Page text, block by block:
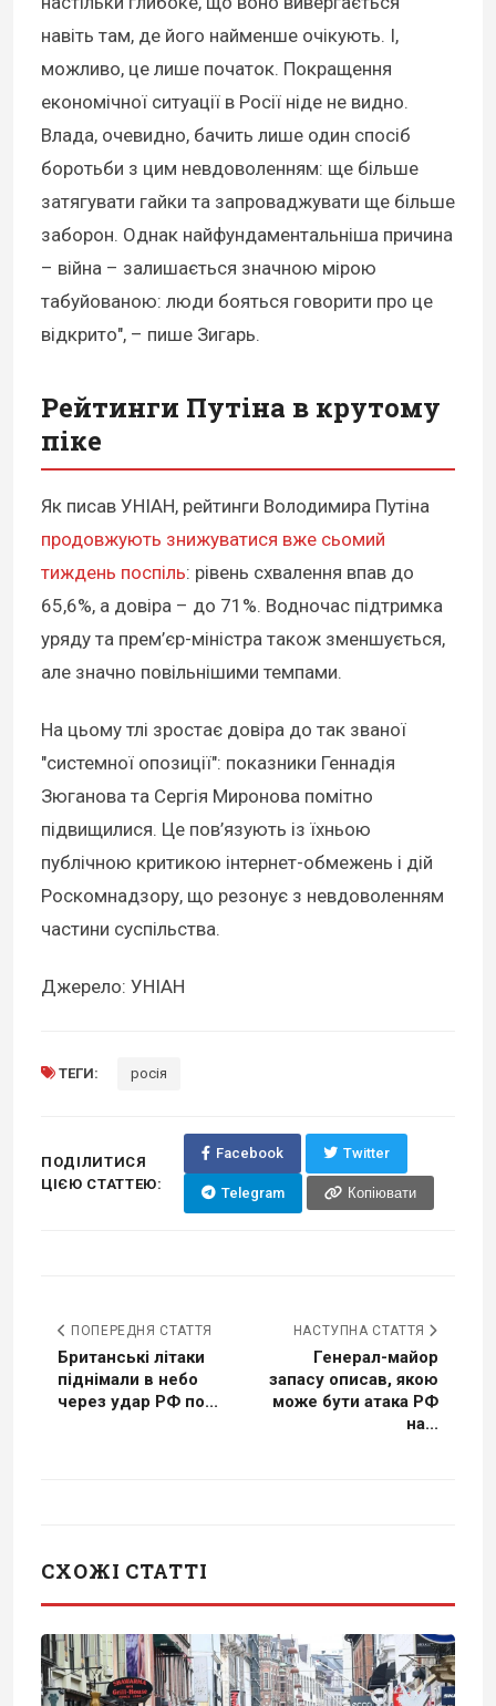
навіть там, де його найменше очікують. І,
можливо, це лише початок. Покращення
економічної ситуації в Росії ніде не видно.
Влада, очевидно, бачить лише один спосіб
боротьби з цим невдоволенням: ще більше
затягувати гайки та запроваджувати ще більше
заборон. Однак найфундаментальніша причина
– війна – залишається значною мірою
табуйованою: люди бояться говорити про це
відкрито", – пише Зигарь.
Рейтинги Путіна в крутому
піке
Як писав УНІАН, рейтинги Володимира Путіна
продовжують знижуватися вже сьомий
тиждень поспіль: рівень схвалення впав до
65,6%, а довіра – до 71%. Водночас підтримка
уряду та прем’єр-міністра також зменшується,
але значно повільнішими темпами.
На цьому тлі зростає довіра до так званої
"системної опозиції": показники Геннадія
Зюганова та Сергія Миронова помітно
підвищилися. Це пов’язують із їхньою
публічною критикою інтернет-обмежень і дій
Роскомнадзору, що резонує з невдоволенням
частини суспільства.
Джерело: УНІАН
ТЕГИ: росія
ПОДІЛИТИСЯ
ЦІЄЮ СТАТТЕЮ:
Facebook Twitter
Telegram Копіювати
ПОПЕРЕДНЯ СТАТТЯ
Британські літаки
піднімали в небо
через удар РФ по...
НАСТУПНА СТАТТЯ
Генерал-майор
запасу описав, якою
може бути атака РФ
на...
СХОЖІ СТАТТІ